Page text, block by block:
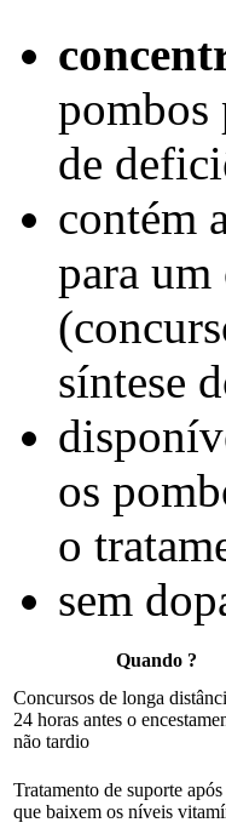
pombos
de
contém
para
síntese
os
o
sem
Quando ?
Concursos de longa
24 horas antes o
não tardio
Tratamento de suporte
que baixem os níveis